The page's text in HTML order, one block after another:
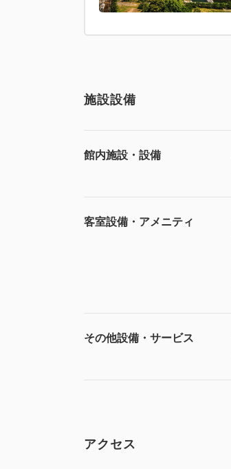
施設設備
館内施設・設備
客室設備・アメニティ
その他設備・サービス
アクセス